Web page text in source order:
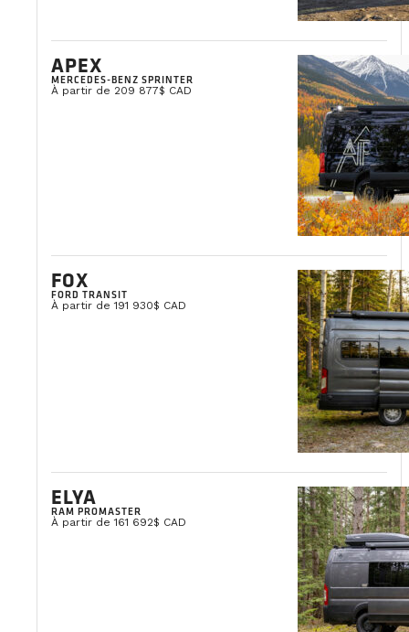
APEX
MERCEDES-BENZ SPRINTER
À partir de 209 877$ CAD
FOX
FORD TRANSIT
À partir de 191 930$ CAD
ELYA
RAM PROMASTER
À partir de 161 692$ CAD